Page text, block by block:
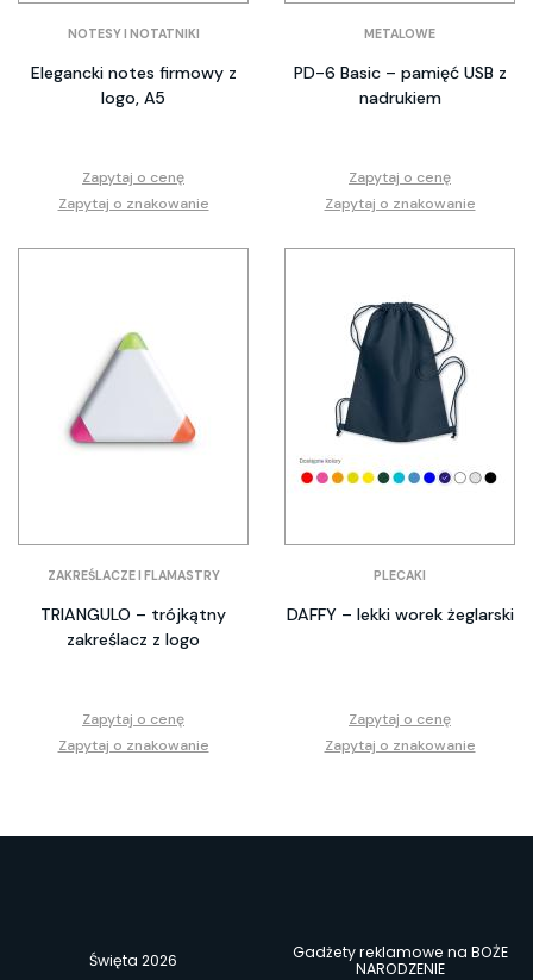
NOTESY I NOTATNIKI
Elegancki notes firmowy z
logo, A5
Zapytaj o cenę
Zapytaj o znakowanie
METALOWE
PD-6 Basic – pamięć USB z
nadrukiem
Zapytaj o cenę
Zapytaj o znakowanie
ZAKREŚLACZE I FLAMASTRY
TRIANGULO – trójkątny
zakreślacz z logo
Zapytaj o cenę
Zapytaj o znakowanie
PLECAKI
DAFFY – lekki worek żeglarski
Zapytaj o cenę
Zapytaj o znakowanie
Święta 2026
Gadżety reklamowe na BOŻE
NARODZENIE